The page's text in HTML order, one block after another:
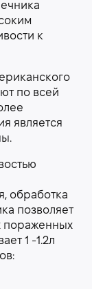
к
по всей
является
обработка
позволяет
пораженных
1 -1.2л